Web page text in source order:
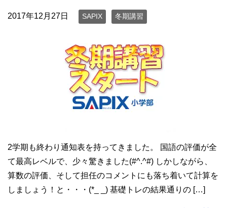
2017年12月27日 SAPIX 冬期講習
2学期も終わり通知表を持ってきました。 国語の評価が全
て最高レベルで、少々驚きました(#^.^#) しかしながら、
算数の評価、そして担任のコメントにも落ち着いて計算を
しましょう！と・・・(*_ _) 基礎トレの結果通りの […]